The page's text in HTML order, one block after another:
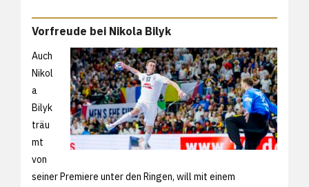
Vorfreude bei Nikola Bilyk
Auch
Nikol
a
Bilyk
träu
mt
von
seiner Premiere unter den Ringen, will mit einem